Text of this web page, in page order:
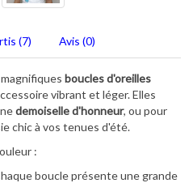
(7) Avis (0)
boucles d'oreilles
vibrant et léger. Elles
demoiselle d'honneur, ou pour
chic à vos tenues d'été.
:
boucle présente une grande